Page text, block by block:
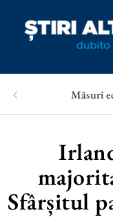
Măsuri
Sfârșitul